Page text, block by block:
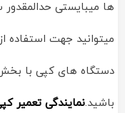
میتوانید جهت
دستگاه های کپی با
باشید.نمایندگی تعمیر